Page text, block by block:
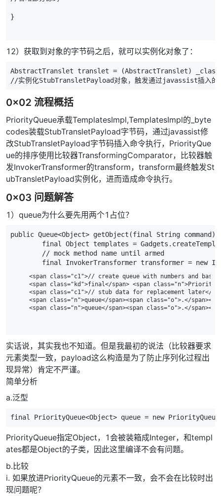
}
12）获取到对象的字节码之后，就可以实例化对象了：
AbstractTranslet translet = (AbstractTranslet) _class
//实例化StubTransletPayload对象，触发通过javassist插入的
0x02 流程概括
PriorityQueue承载TemplatesImpl,TemplatesImpl的_byte
codes装载StubTransletPayload字节码，通过javassist修
改StubTransletPayload字节码插入命令执行，PriorityQue
ue的排序使用比较器TransformingComparator，比较器触
发InvokerTransformer的transform，transform最终触发St
ubTransletPayload实例化，进而造成命令执行。
0x03 问题解答
1）queue为什么要先用两个1占位？
public Queue<Object> getObject (final String command )
final
Object templates = Gadgets .
// mock method name until armed
final
InvokerTransformer transformer = new
<span class="c1">// create queue with numbers and
<span class="kd">final</span> <span
<span class="c1">// stub data for replacement later</
<span class="n">queue</span><span class="o">.</
实话说，其实我也不知道。但是我最初的说法（比较器要求
元素类型一致，payload这么构造是为了防止序列化过程出
现异常）肯定不严谨。
简单分析
a.泛型
final PriorityQueue<Object> queue = new PriorityQueue
PriorityQueue指定Object，1会被装箱成Integer，和templ
ates都是Object的子类，因此这里编译不会有问题。
b.比较
i. 如果放进PriorityQueue的元素不一致，会不会在比较时出
现问题呢？